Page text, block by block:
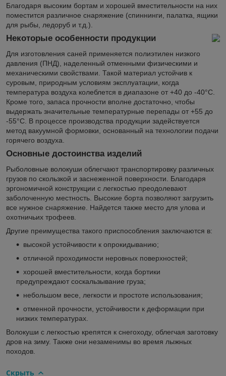
Благодаря высоким бортам и хорошей вместительности на них
поместится различное снаряжение (спиннинги, палатка, ящики
для рыбы, ледоруб и т.д.).
Некоторые особенности продукции
Для изготовления саней применяется полиэтилен низкого
давления (ПНД), наделенный отменными физическими и
механическими свойствами. Такой материал устойчив к
суровым, природным условиям эксплуатации, когда
температура воздуха колеблется в диапазоне от +40 до -40°С.
Кроме того, запаса прочности вполне достаточно, чтобы
выдержать значительные температурные перепады от +55 до
-55°С. В процессе производства продукции задействуется
метод вакуумной формовки, основанный на технологии подачи
горячего воздуха.
Основные достоинства изделий
Рыболовные волокуши облегчают транспортировку различных
грузов по скользкой и заснеженной поверхности. Благодаря
эргономичной конструкции с легкостью преодолевают
заболоченную местность. Высокие борта позволяют загрузить
все нужное снаряжение. Найдется также место для улова и
охотничьих трофеев.
Другие преимущества такого приспособления заключаются в:
высокой устойчивости к опрокидыванию;
отличной проходимости неровных поверхностей;
хорошей вместительности, когда бортики
предупреждают соскальзывание груза;
небольшом весе, легкости и простоте использования;
отменной прочности, устойчивости к деформации при
низких температурах.
Волокуши с легкостью крепятся к снегоходу, облегчая заготовку
дров на зиму. Также они незаменимы во время лыжных
походов.
Скрыть